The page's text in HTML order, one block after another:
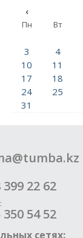
‹
Пн Вт
3
4
10
11
17
18
24
25
31
399 22 62
350 54 52
сетях: